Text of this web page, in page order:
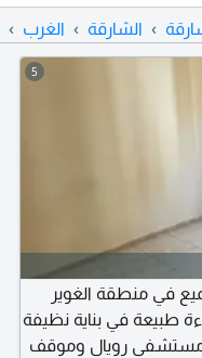
الشارقة الغرب
5
في منطقة الغوير
طبيعة في بناية نظيفة
رويال وموقف